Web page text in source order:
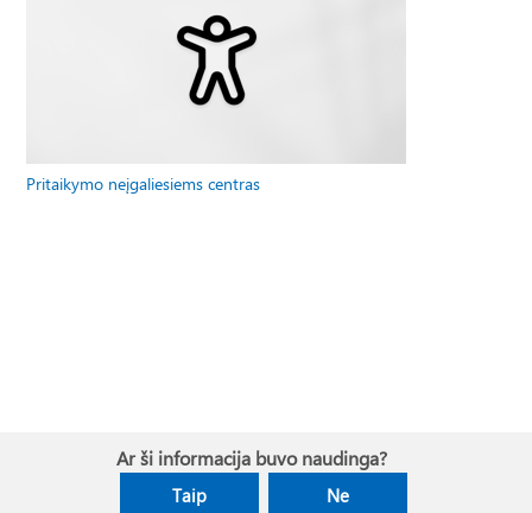
Pritaikymo neįgaliesiems centras
Ar ši informacija buvo naudinga?
Taip Ne